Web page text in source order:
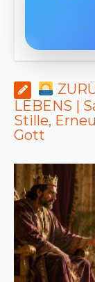
LEBENS |
Stille,
Gott